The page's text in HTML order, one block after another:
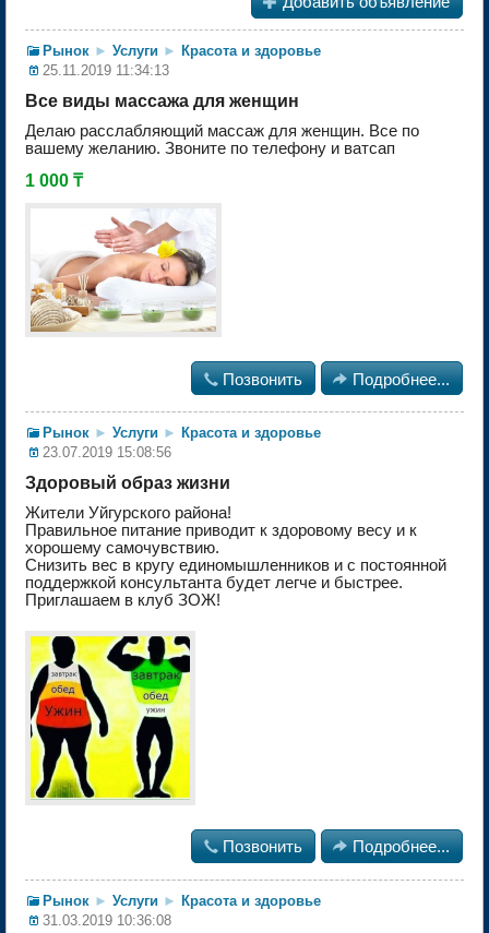
Рынок ► Услуги ► Красота и здоровье
25.11.2019 11:34:13
Все виды массажа для женщин
Делаю расслабляющий массаж для женщин. Все по
вашему желанию. Звоните по телефону и ватсап
1 000 ₸
 Позвонить  Подробнее...
Рынок ► Услуги ► Красота и здоровье
23.07.2019 15:08:56
Здоровый образ жизни
Жители Уйгурского района!
Правильное питание приводит к здоровому весу и к
хорошему самочувствию.
Снизить вес в кругу единомышленников и с постоянной
поддержкой консультанта будет легче и быстрее.
Приглашаем в клуб ЗОЖ!
 Позвонить  Подробнее...
Рынок ► Услуги ► Красота и здоровье
31.03.2019 10:36:08